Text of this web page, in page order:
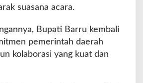
suasana acara.
Bupati Barru kembali
pemerintah daerah
kolaborasi yang kuat dan